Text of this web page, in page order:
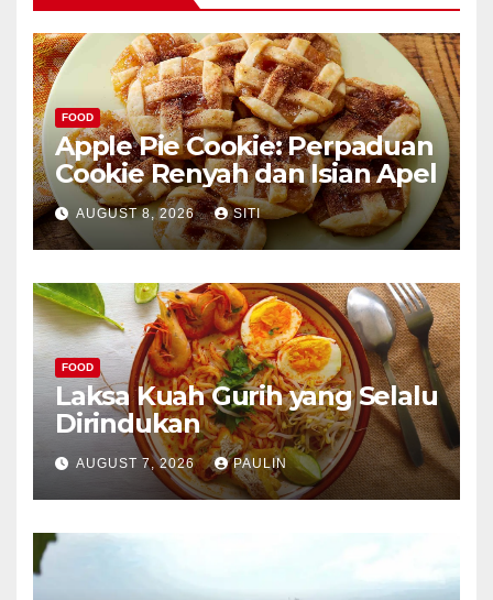
FOOD
Apple Pie Cookie: Perpaduan
Cookie Renyah dan Isian Apel
AUGUST 8, 2026 SITI
FOOD
Laksa Kuah Gurih yang Selalu
Dirindukan
AUGUST 7, 2026 PAULIN